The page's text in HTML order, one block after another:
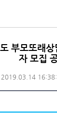
부모또래상
자 모집
2019.03.14